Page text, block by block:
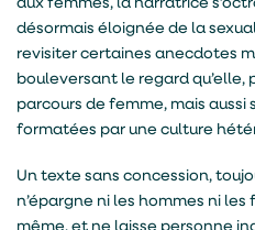
aux femmes, la narratrice
désormais éloignée de la
revisiter certaines anecdotes
bouleversant le regard qu’elle,
parcours de femme, mais aussi
formatées par une culture
Un texte sans concession,
n’épargne ni les hommes ni les